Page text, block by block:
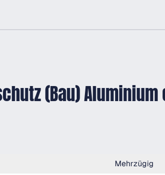
(Bau) Aluminium
Mehrzügig